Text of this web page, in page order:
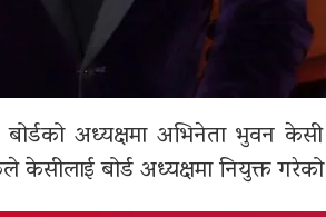
बोर्डको अध्यक्षमा अभिनेता भुवन
केसीलाई बोर्ड अध्यक्षमा नियुक्त